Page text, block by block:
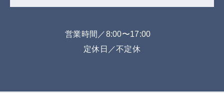
営業時間／8:00〜17:00
定休日／不定休